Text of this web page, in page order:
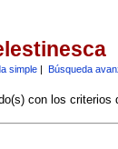
simple| Búsqueda
con los criterios